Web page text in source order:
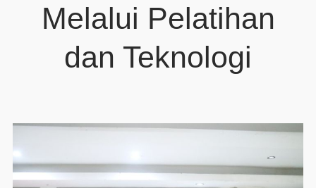
Melalui Pelatihan
dan Teknologi